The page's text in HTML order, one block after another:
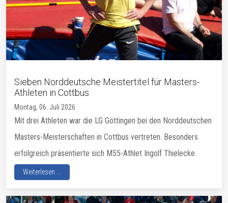
Sieben Norddeutsche Meistertitel für Masters-
Athleten in Cottbus
Montag, 06. Juli 2026
Mit drei Athleten war die LG Göttingen bei den Norddeutschen
Masters-Meisterschaften in Cottbus vertreten. Besonders
erfolgreich präsentierte sich M55-Athlet Ingolf Thielecke.
Weiterlesen ...